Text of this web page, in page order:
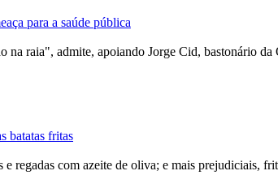
para a saúde pública
na raia", admite, apoiando Jorge Cid, bastonário
batatas fritas
e regadas com azeite de oliva; e mais prejudiciais,